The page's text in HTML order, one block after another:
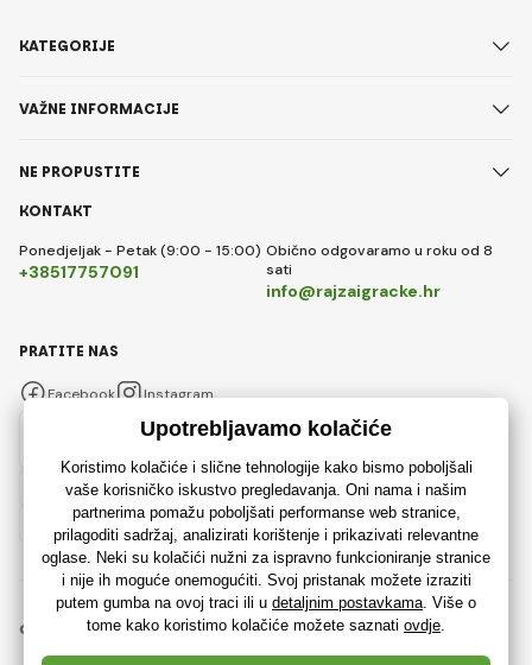
KONTAKT
Ponedjeljak - Petak (9:00 - 15:00)
+38517757091
Obično odgovaramo u roku od 8
sati
info@rajzaigracke.hr
KATEGORIJE
VAŽNE INFORMACIJE
NE PROPUSTITE
PRATITE NAS
Facebook Instagram
© 2018 - 2026 Rajzaigracke.hr, Sva prava pridržana